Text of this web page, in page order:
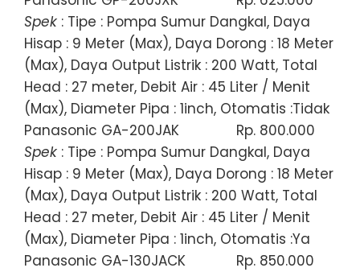
Spek : Tipe : Pompa Sumur Dangkal, Daya
Hisap : 9 Meter (Max), Daya Dorong : 18 Meter
(Max), Daya Output Listrik : 200 Watt, Total
Head : 27 meter, Debit Air : 45 Liter / Menit
(Max), Diameter Pipa : 1inch, Otomatis :Tidak
Panasonic GA-200JAK
Rp. 800.000
Spek : Tipe : Pompa Sumur Dangkal, Daya
Hisap : 9 Meter (Max), Daya Dorong : 18 Meter
(Max), Daya Output Listrik : 200 Watt, Total
Head : 27 meter, Debit Air : 45 Liter / Menit
(Max), Diameter Pipa : 1inch, Otomatis :Ya
Panasonic GA-130JACK
Rp. 850.000